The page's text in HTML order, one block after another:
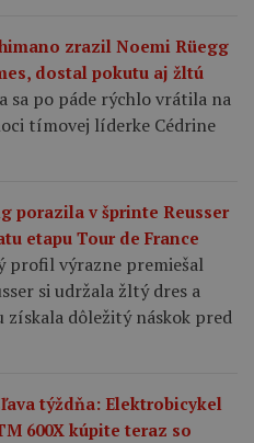
zrazil Noemi Rüegg
dostal pokutu aj žltú
sa po páde rýchlo vrátila na
tímovej líderke Cédrine
porazila v šprinte Reusser
etapu Tour de France
profil výrazne premiešal
si udržala žltý dres a
získala dôležitý náskok pred
týždňa: Elektrobicykel
600X kúpite teraz so